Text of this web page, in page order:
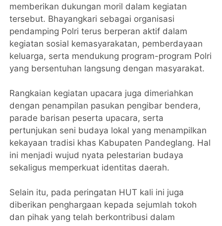
memberikan dukungan moril dalam kegiatan
tersebut. Bhayangkari sebagai organisasi
pendamping Polri terus berperan aktif dalam
kegiatan sosial kemasyarakatan, pemberdayaan
keluarga, serta mendukung program-program Polri
yang bersentuhan langsung dengan masyarakat.
Rangkaian kegiatan upacara juga dimeriahkan
dengan penampilan pasukan pengibar bendera,
parade barisan peserta upacara, serta
pertunjukan seni budaya lokal yang menampilkan
kekayaan tradisi khas Kabupaten Pandeglang. Hal
ini menjadi wujud nyata pelestarian budaya
sekaligus memperkuat identitas daerah.
Selain itu, pada peringatan HUT kali ini juga
diberikan penghargaan kepada sejumlah tokoh
dan pihak yang telah berkontribusi dalam